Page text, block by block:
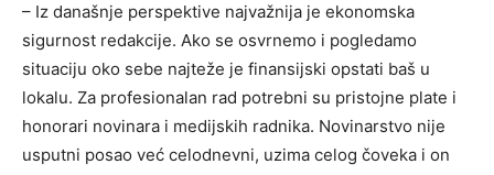
– Iz današnje perspektive najvažnija je ekonomska
sigurnost redakcije. Ako se osvrnemo i pogledamo
situaciju oko sebe najteže je finansijski opstati baš u
lokalu. Za profesionalan rad potrebni su pristojne plate i
honorari novinara i medijskih radnika. Novinarstvo nije
usputni posao već celodnevni, uzima celog čoveka i on